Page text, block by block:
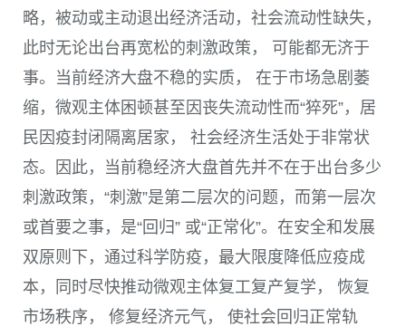
略，被动或主动退出经济活动，社会流动性缺失，
此时无论出台再宽松的刺激政策， 可能都无济于
事。当前经济大盘不稳的实质， 在于市场急剧萎
缩，微观主体困顿甚至因丧失流动性而“猝死”，居
民因疫封闭隔离居家， 社会经济生活处于非常状
态。因此，当前稳经济大盘首先并不在于出台多少
刺激政策，“刺激”是第二层次的问题，而第一层次
或首要之事，是“回归” 或“正常化”。在安全和发展
双原则下，通过科学防疫，最大限度降低应疫成
本，同时尽快推动微观主体复工复产复学， 恢复
市场秩序， 修复经济元气， 使社会回归正常轨